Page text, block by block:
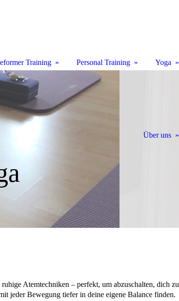
Atemtechniken – perfekt, um abzuschalten, dich zu
jeder Bewegung tiefer in deine eigene Balance finden.
Training Personal Training Yoga
Über uns